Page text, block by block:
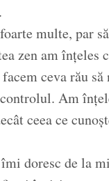
multe, par
zen am
ceva rău
Am
ceea ce
îmi doresc de la